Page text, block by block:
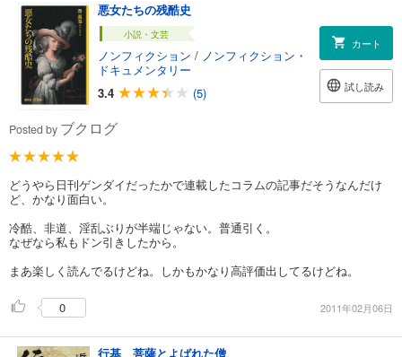
悪女たちの残酷史
小説・文芸
ノンフィクション / ノンフィクション・
ドキュメンタリー
3.4
(5)
カート
試し読み
Posted by ブクログ
どうやら日刊ゲンダイだったかで連載したコラムの記事だそうなんだけ
ど、かなり面白い。
冷酷、非道、淫乱ぶりが半端じゃない。普通引く。
なぜなら私もドン引きしたから。
まあ楽しく読んでるけどね。しかもかなり高評価出してるけどね。
0 2011年02月06日
行基 菩薩とよばれた僧